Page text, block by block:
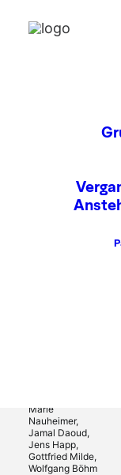
Marie
Nauheimer,
Jamal Daoud,
Jens Happ,
Gottfried Milde,
Wolfgang Böhm